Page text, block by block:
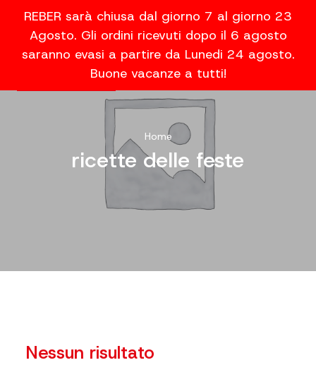
REBER sarà chiusa dal giorno 7 al giorno 23
Agosto. Gli ordini ricevuti dopo il 6 agosto
saranno evasi a partire da Lunedi 24 agosto.
Buone vacanze a tutti!
Home
ricette delle feste
Nessun risultato